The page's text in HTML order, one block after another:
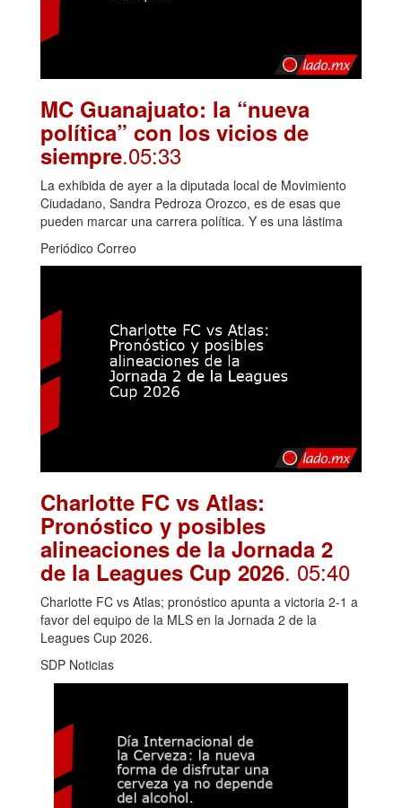
MC Guanajuato: la “nueva
política” con los vicios de
siempre.05:33
La exhibida de ayer a la diputada local de Movimiento
Ciudadano, Sandra Pedroza Orozco, es de esas que
pueden marcar una carrera política. Y es una lástima
Periódico Correo
Charlotte FC vs Atlas:
Pronóstico y posibles
alineaciones de la Jornada 2
de la Leagues Cup 2026. 05:40
Charlotte FC vs Atlas; pronóstico apunta a victoria 2-1 a
favor del equipo de la MLS en la Jornada 2 de la
Leagues Cup 2026.
SDP Noticias